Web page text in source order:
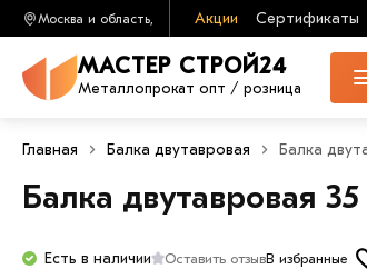
Москва и область, Акции Сертификаты
МАСТЕР СТРОЙ24
Металлопрокат опт / розница
Главная Балка двутавровая Балка
Балка двутавровая 35
Есть в наличии Оставить отзывВ избранные